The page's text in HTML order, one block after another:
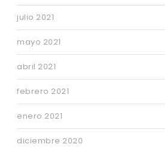
julio 2021
mayo 2021
abril 2021
febrero 2021
enero 2021
diciembre 2020